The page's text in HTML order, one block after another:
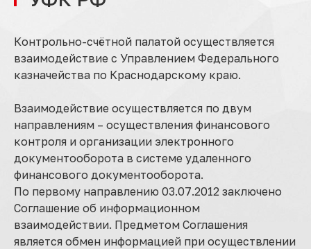
Контрольно-счётной палатой осуществляется
взаимодействие с Управлением Федерального
казначейства по Краснодарскому краю.
Взаимодействие осуществляется по двум
направлениям – осуществления финансового
контроля и организации электронного
документооборота в системе удаленного
финансового документооборота.
По первому направлению 03.07.2012 заключено
Соглашение об информационном
взаимодействии. Предметом Соглашения
является обмен информацией при осуществлении